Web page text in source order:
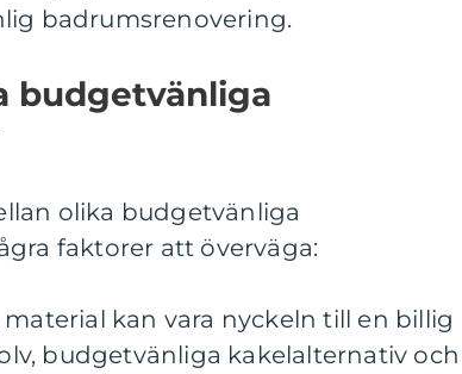
badrumsrenovering.
budgetvänliga
olika budgetvänliga
faktorer att överväga:
kan vara nyckeln till en billig
budgetvänliga kakelalternativ och